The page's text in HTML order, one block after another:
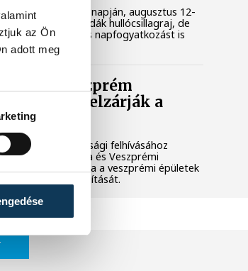
az Ön
adott meg
csillagászati napján, augusztus 12-
majd a Perseidák hullócsillagraj, de
a napon részleges napfogyatkozást is
figyelni.
Veszprém
elzárják a
energiatakarékossági felhívásához
Veszprém városa és Veszprémi
is lekapcsolta a veszprémi épületek
díszkivilágítását.